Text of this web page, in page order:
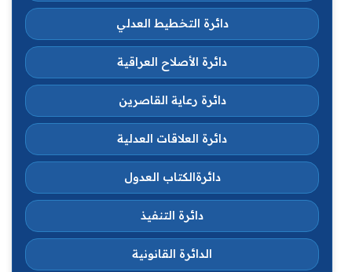
دائرة التخطيط العدلي
دائرة الأصلاح العراقية
دائرة رعاية القاصرين
دائرة العلاقات العدلية
دائرةالكتاب العدول
دائرة التنفيذ
الدائرة القانونية